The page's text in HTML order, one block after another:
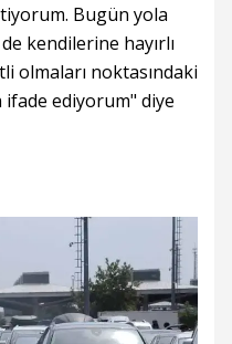
Bugün yola
kendilerine hayırlı
olmaları noktasındaki
ediyorum" diye